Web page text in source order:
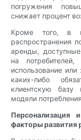
погружения
снижает процент
Кроме того, в
распространения
аренды,
на
использование
каких-либо
клиентскую базу
модели
Персонализация
факторы развития